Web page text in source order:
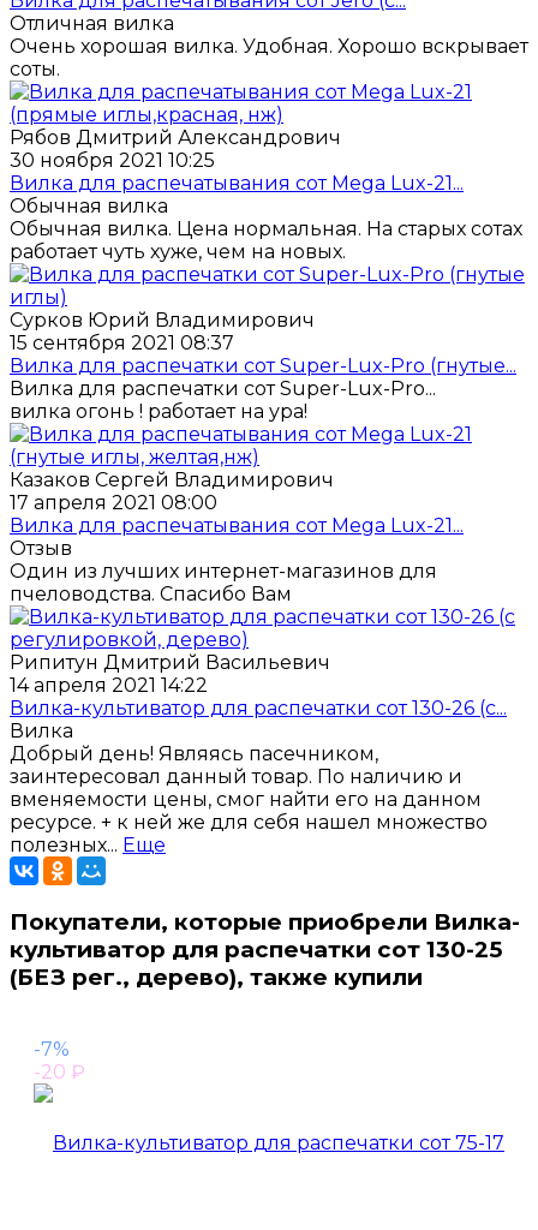
Отличная вилка
Очень хорошая вилка. Удобная. Хорошо вскрывает
соты.
Рябов Дмитрий Александрович
30 ноября 2021 10:25
Вилка для распечатывания сот Mega Lux-21...
Обычная вилка
Обычная вилка. Цена нормальная. На старых сотах
работает чуть хуже, чем на новых.
Сурков Юрий Владимирович
15 сентября 2021 08:37
Вилка для распечатки сот Super-Lux-Pro (гнутые...
Вилка для распечатки сот Super-Lux-Pro...
вилка огонь ! работает на ура!
Казаков Сергей Владимирович
17 апреля 2021 08:00
Вилка для распечатывания сот Mega Lux-21...
Отзыв
Один из лучших интернет-магазинов для
пчеловодства. Спасибо Вам
Рипитун Дмитрий Васильевич
14 апреля 2021 14:22
Вилка-культиватор для распечатки сот 130-26 (с...
Вилка
Добрый день! Являясь пасечником,
заинтересовал данный товар. По наличию и
вменяемости цены, смог найти его на данном
ресурсе. + к ней же для себя нашел множество
полезных... Еще
Покупатели, которые приобрели Вилка-
культиватор для распечатки сот 130-25
(БЕЗ рег., дерево), также купили
-7%
-20 ₽